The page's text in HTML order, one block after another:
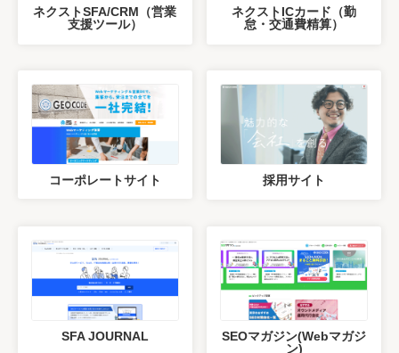
ネクストSFA/CRM（営業
支援ツール）
ネクストICカード（勤
怠・交通費精算）
コーポレートサイト 採用サイト
SFA JOURNAL
SEOマガジン(Webマガジ
ン)